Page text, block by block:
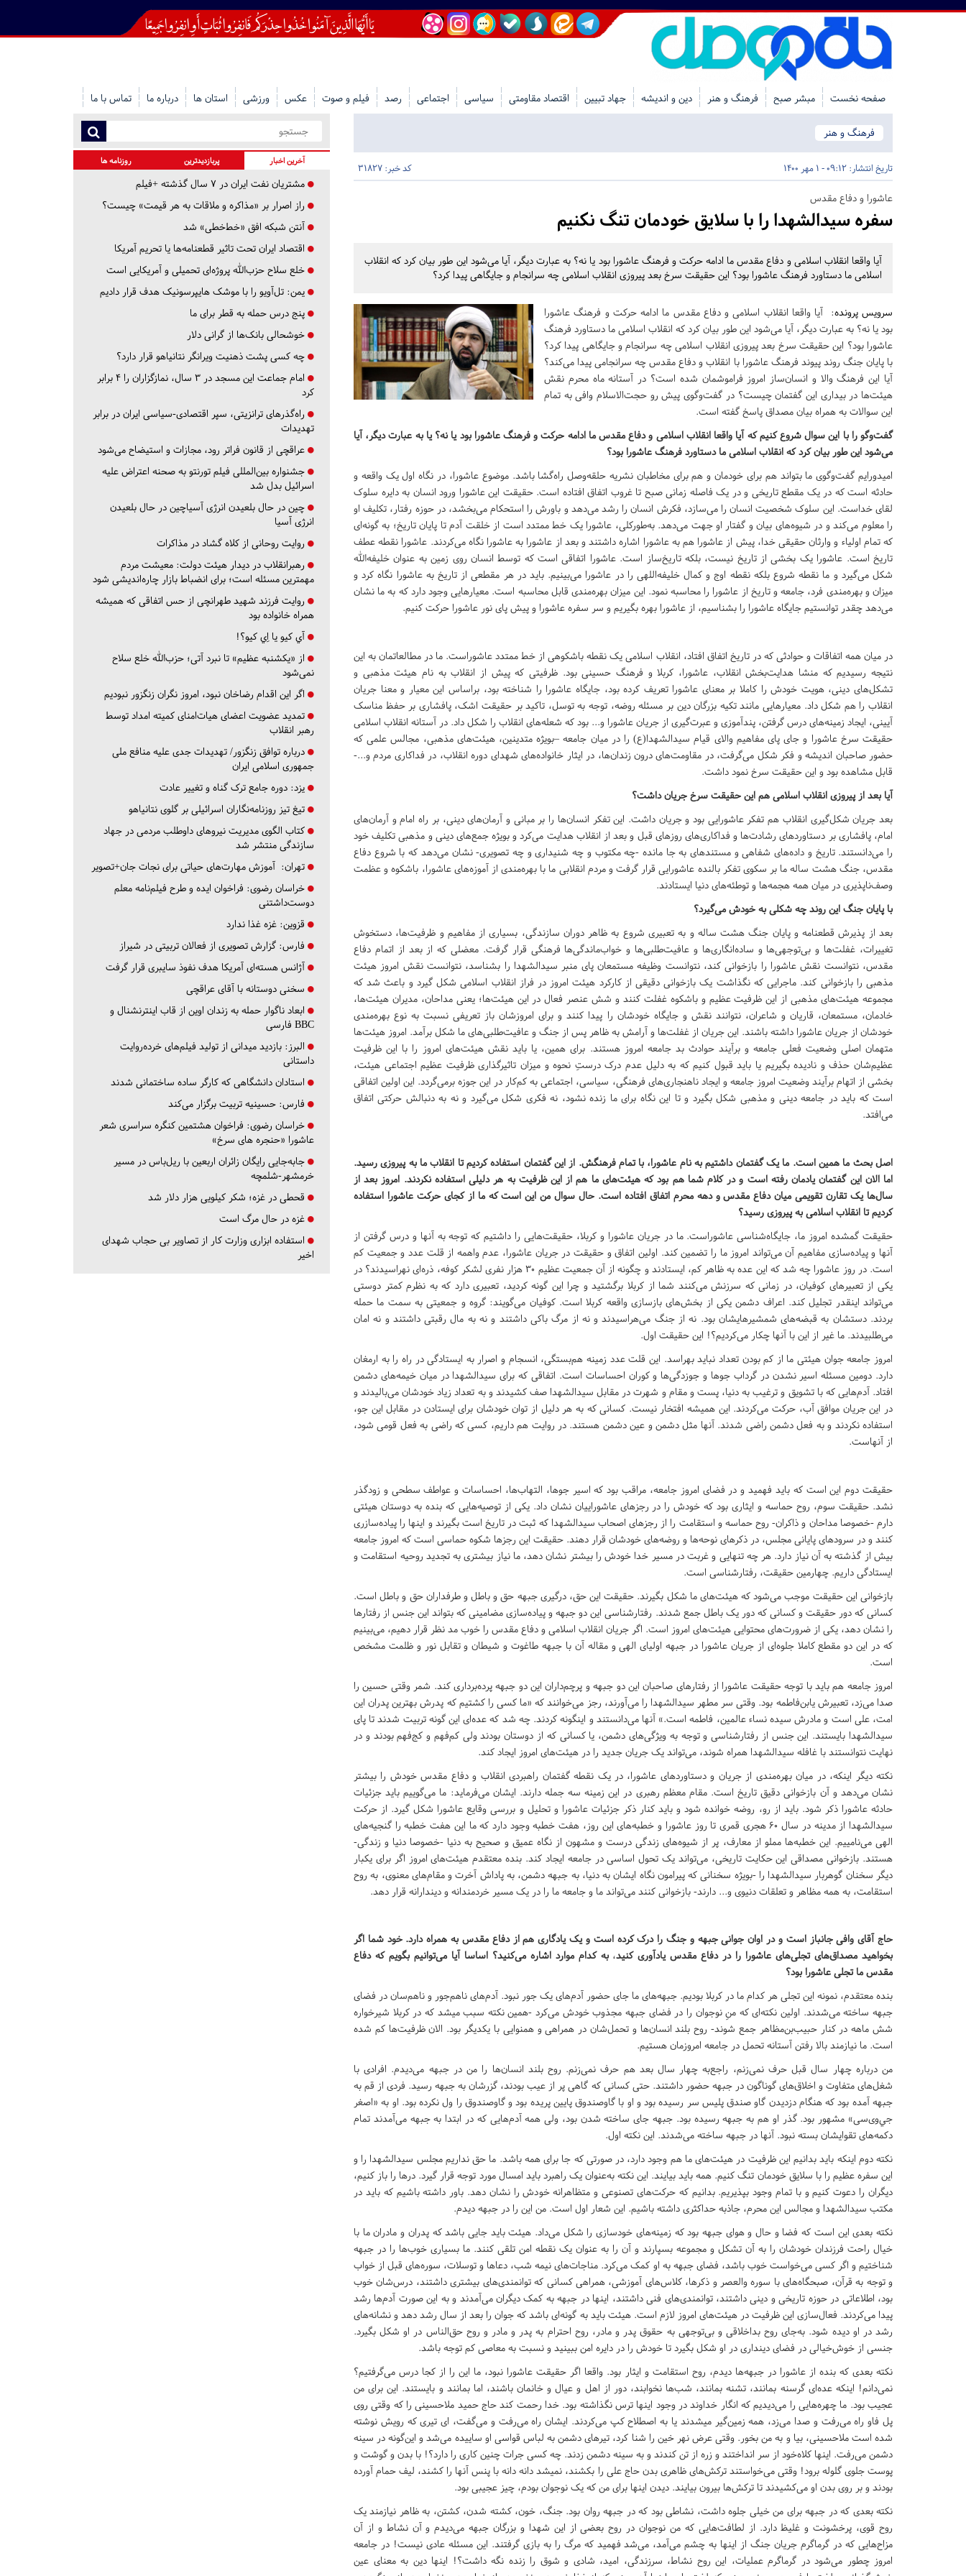
صفحه نخست مبشر صبح فرهنگ و هنر دین و اندیشه جهاد تبیین اقتصاد مقاومتی سیاسی اجتماعی رصد فیلم و صوت عکس ورزشی استان ها درباره ما تماس با ما
فرهنگ و هنر
تاریخ انتشار: 09:12 - 1 مهر 1400 کد خبر: 31827
عاشورا و دفاع مقدس
سفره سیدالشهدا را با سلایق خودمان تنگ نکنیم
آیا واقعا انقلاب اسلامی و دفاع مقدس ما ادامه حرکت و فرهنگ عاشورا بود یا نه؟ به عبارت دیگر، آیا می‌شود این طور بیان کرد که انقلاب
اسلامی ما دستاورد فرهنگ عاشورا بود؟ این حقیقت سرخ بعد پیروزی انقلاب اسلامی چه سرانجام و جایگاهی پیدا کرد؟
سرویس پرونده: آیا واقعا انقلاب اسلامی و دفاع مقدس ما ادامه حرکت و فرهنگ عاشورا
بود یا نه؟ به عبارت دیگر، آیا می‌شود این طور بیان کرد که انقلاب اسلامی ما دستاورد فرهنگ
عاشورا بود؟ این حقیقت سرخ بعد پیروزی انقلاب اسلامی چه سرانجام و جایگاهی پیدا کرد؟
با پایان جنگ روند پیوند فرهنگ عاشورا با انقلاب و دفاع مقدس چه سرانجامی پیدا می‌کند؟
آیا این فرهنگ والا و انسان‌ساز امروز فراموشمان شده است؟ در آستانه ماه محرم نقش
هیئت‌ها در بیداری این گفتمان چیست؟ در گفت‌وگوی پیش رو حجت‌الاسلام وافی به تمام
این سوالات به همراه بیان مصداق پاسخ گفته است.
گفت‌وگو را با این سوال شروع کنیم که آیا واقعا انقلاب اسلامی و دفاع مقدس ما ادامه حرکت و فرهنگ عاشورا بود یا نه؟ یا به عبارت دیگر، آیا
می‌شود این طور بیان کرد که انقلاب اسلامی ما دستاورد فرهنگ عاشورا بود؟
امیدورایم گفت‌وگوی ما بتواند هم برای خودمان و هم برای مخاطبان نشریه حلقه‌وصل راه‌گشا باشد. موضوع عاشورا، در نگاه اول یک واقعه و
حادثه است که در یک مقطع تاریخی و در یک فاصله زمانی صبح تا غروب اتفاق افتاده است. حقیقت این عاشورا ورود انسان به دایره سلوک
لقای خداست. این سلوک شخصیت انسان را می‌سازد، فکرش انسان را رشد می‌دهد و باورش را استحکام می‌بخشد، در حوزه رفتار، تکلیف او
را معلوم می‌کند و در شیوه‌های بیان و گفتار او جهت می‌دهد. به‌طورکلی، عاشورا یک خط ممتدد است از خلقت آدم تا پایان تاریخ؛ به گونه‌ای
که تمام اولیاء و وارثان حقیقی خدا، پیش از عاشورا هم به عاشورا اشاره داشتند و بعد از عاشورا به عاشورا نگاه می‌کردند. عاشورا نقطه عطف
تاریخ است. عاشورا یک بخشی از تاریخ نیست، بلکه تاریخ‌ساز است. عاشورا اتفاقی است که توسط انسان روی زمین به عنوان خلیفه‌الله
شکل می‌گیرد و ما نقطه شروع بلکه نقطه اوج و کمال خلیفه‌اللهی را در عاشورا می‌‌بینیم. باید در هر مقطعی از تاریخ به عاشورا نگاه کرد و
میزان و بهره‌مندی فرد، جامعه و تاریخ از عاشورا را محاسبه نمود. این میزان بهره‌مندی قابل محاسبه است. معیارهایی وجود دارد که به ما نشان
می‌دهد چقدر توانستیم جایگاه عاشورا را بشناسیم، از عاشورا بهره بگیریم و سر سفره عاشورا و پیش پای نور عاشورا حرکت کنیم.
در میان همه اتفاقات و حوادثی که در تاریخ اتفاق افتاد، انقلاب اسلامی یک نقطه باشکوهی از خط ممتدد عاشوراست. ما در مطالعاتمان به این
نتیجه رسیدیم که منشا هدایت‌بخش انقلاب، عاشورا، کربلا و فرهنگ حسینی بود. ظرفیتی که پیش از انقلاب به نام هیئت مذهبی و
تشکل‌های دینی، هویت خودش را کاملا بر معنای عاشورا تعریف کرده بود، جایگاه عاشورا را شناخته بود، براساس این معیار و معنا جریان
انقلاب را هم شکل داد. معیارهایی مانند تکیه بزرگان دین بر مسئله روضه، توجه به توسل، تاکید بر حقیقت اشک، پافشاری بر حفظ مناسک
آیینی، ایجاد زمینه‌های درس گرفتن، پندآموزی و عبرت‌گیری از جریان عاشورا و... بود که شعله‌های انقلاب را شکل داد. در آستانه انقلاب اسلامی
حقیقت سرخ عاشورا و جای پای مفاهیم والای قیام سیدالشهدا(ع) را در میان جامعه –بویژه متدینین، هیئت‌های مذهبی، مجالس علمی که
حضور صاحبان اندیشه و فکر شکل می‌گرفت، در مقاومت‌های درون زندان‌ها، در ایثار خانواده‌های شهدای دوره انقلاب، در فداکاری مردم و...-
قابل مشاهده بود و این حقیقت سرخ نمود داشت.
آیا بعد از پیروزی انقلاب اسلامی هم این حقیقت سرخ جریان داشت؟
بعد جریان شکل‌گیری انقلاب هم تفکر عاشورایی بود و جریان داشت. این تفکر انسان‌ها را بر مبانی و آرمان‌های دینی، بر راه امام و آرمان‌های
امام، پافشاری بر دستاوردهای رشادت‌ها و فداکاری‌های روزهای قبل و بعد از انقلاب هدایت می‌کرد و بویژه جمع‌های دینی و مذهبی تکلیف خود
را می‌دانستند. تاریخ و داده‌های شفاهی و مستندهای به جا مانده -چه مکتوب و چه شنیداری و چه تصویری- نشان می‌دهد که با شروع دفاع
مقدس، جنگ هشت ساله ما بر سکوی تفکر بالنده عاشورایی قرار گرفت و مردم انقلابی ما با بهره‌مندی از آموزه‌های عاشورا، باشکوه و عظمت
وصف‌ناپذیری در میان همه هجمه‌ها و توطئه‌های دنیا ایستادند.
با پایان جنگ این روند چه شکلی به خودش می‌گیرد؟
بعد از پذیرش قطعنامه و پایان جنگ هشت ساله و به تعبیری شروع به ظاهر دوران سازندگی، بسیاری از مفاهیم و ظرفیت‌ها، دستخوش
تغییرات، غفلت‌ها و بی‌توجهی‌ها و ساده‌انگاری‌ها و عافیت‌طلبی‌ها و خواب‌ماندگی‌ها فرهنگی قرار گرفت. معضلی که از بعد از اتمام دفاع
مقدس، نتوانست نقش عاشورا را بازخوانی کند، نتوانست وظیفه مستمعان پای منبر سیدالشهدا را بشناسد، نتوانست نقش امروز هیئت
مذهبی را بازخوانی کند. ماجرایی که نگذاشت یک بازخوانی دقیقی از کارکرد هیئت امروز در فراز انقلاب اسلامی شکل گیرد و باعث شد که
مجموعه هیئت‌های مذهبی از این ظرفیت عظیم و باشکوه غفلت کنند و شش عنصر فعال در این هیئت‌ها؛ یعنی مداحان، مدیران هیئت‌ها،
خادمان، مستمعان، قاریان و شاعران، نتوانند نقش و جایگاه خودشان را پیدا کنند و برای امروزشان باز تعریفی نسبت به نوع بهره‌مندی
خودشان از جریان عاشورا داشته باشند. این جریان از غفلت‌ها و آرامش به ظاهر پس از جنگ و عافیت‌طلبی‌های ما شکل برآمد. امروز هیئت‌ها
متهمان اصلی وضعیت فعلی جامعه و برآیند حوادث بد جامعه امروز هستند. برای همین، یا باید نقش هیئت‌های امروز را با این ظرفیت
عظیم‌شان حذف و نادیده بگیریم یا باید قبول کنیم که به دلیل عدم درک درستِ نحوه و میزان تاثیرگذاری ظرفیت عظیم اجتماعی هیئت،
بخشی از اتهام برآیند وضعیت امروز جامعه و ایجاد ناهنجاری‌های فرهنگی، سیاسی، اجتماعی به کم‌کار در این جوزه برمی‌گردد. این اولین اتفاقی
است که باید در جامعه دینی و مذهبی شکل بگیرد و تا این نگاه برای ما زنده نشود، نه فکری شکل می‌گیرد و نه به دنبالش حرکتی اتفاق
می‌افتد.
اصل بحث‌ ما همین است. ما یک گفتمان داشتیم به نام عاشورا، با تمام فرهنگش. از این گفتمان استفاده کردیم تا انقلاب ما به پیروزی رسید.
اما الان این گفتمان یادمان رفته است و در کلام شما هم بود که هیئت‌های ما هم از این ظرفیت به هر دلیلی استفاده نکردند. امروز بعد از
سال‌ها یک تقارن تقویمی میان دفاع مقدس و دهه محرم اتفاق افتاده است. حال سوال من این است که ما از کجای حرکت عاشورا استفاده
کردیم تا انقلاب اسلامی به پیروزی رسید؟
حقیقت گمشده امروز ما، جایگاه‌شناسی عاشوراست. ما در جریان عاشورا و کربلا، حقیقت‌هایی را داشتیم که توجه به آنها و درس گرفتن از
آنها و پیاده‌سازی مفاهیم آن می‌تواند امروز ما را تضمین کند. اولین اتفاق و حقیقت در جریان عاشورا، عدم واهمه از قلت عدد و جمعیت کم
است. در روز عاشورا چه شد که این عده به ظاهر کم، ایستادند و چگونه از آن جمعیت عظیم 30 هزار نفری لشکر کوفه، ذره‌ای نهراسیدند؟ در
یکی از تعبیرهای کوفیان، در زمانی که سرزنش می‌کنند شما از کربلا برگشتید و چرا این گونه کردید، تعبیری دارد که به نظرم کمتر دوستی
می‌تواند اینقدر تجلیل کند. اعراف دشمن یکی از بخش‌های بازسازی واقعه کربلا است. کوفیان می‌گویند: گروه و جمعیتی به سمت ما حمله
بردند. دستشان به قبضه‌های شمشیرهایشان بود. نه از جنگ می‌هراسیدند و نه از مرگ باکی داشتند و نه به مال رقبتی داشتند و نه امان
می‌طلبیدند. ما غیر از این با آنها چکار می‌کردیم؟! این حقیقت اول.
امروز جامعه جوان هیئتی ما از کم بودن تعداد نباید بهراسد. این قلت عدد زمینه هم‌بستگی، انسجام و اصرار به ایستادگی در راه را به ارمغان
دارد. دومین مسئله اسیر نشدن در گرداب جوها و جوزدگی‌ها و کوران احساسات است. اتفاقی که برای سیدالشهدا در میان خیمه‌های دشمن
افتاد. آدم‌هایی که با تشویق و ترغیب به دنیا، پست و مقام و شهرت در مقابل سیدالشهدا صف کشیدند و به تعداد زیاد خودشان می‌بالیدند و
در این جریان موافق آب، حرکت می‌کردند. این همیشه افتخار نیست. کسانی که به هر دلیل از توان خودشان برای ایستادن در مقابل این جو،
استفاده نکردند و به فعل دشمن راضی شدند. آنها مثل دشمن و عین دشمن هستند. در روایت هم داریم، کسی که راضی به فعل قومی شود،
از آنهاست.
حقیقت دوم این است که باید فهمید و در فضای امروز جامعه، مراقب بود که اسیر جوها، التهاب‌ها، احساسات و عواطف سطحی و زودگذر
نشد. حقیقت سوم، روح حماسه و ایثاری بود که خودش را در رجزهای عاشوراییان نشان داد. یکی از توصیه‌هایی که بنده به دوستان هیئتی
دارم -خصوصا مداحان و ذاکران- روح حماسه و استقامت را از رجزهای اصحاب سیدالشهدا که ثبت در تاریخ است بگیرند و اینها را پیاده‌سازری
کنند و در سرودهای پایانی مجلس، در ذکرهای نوحه‌ها و روضه‌های خودشان قرار دهند. حقیقت این رجزها شکوه حماسی است که امروز جامعه
بیش از گذشته به آن نیاز دارد. هر چه تنهایی و غربت در مسیر خدا خودش را بیشتر نشان دهد، ما نیاز بیشتری به تجدید روحیه استقامت و
ایستادگی داریم. چهارمین حقیقت، رفتارشناسی است.
بازخوانی این حقیقت موجب می‌‌شود که هیئت‌های ما شکل بگیرند. حقیقت این حق، درگیری جبهه حق و باطل و طرفداران حق و باطل است.
کسانی که دور حقیقت و کسانی که دور یک باطل جمع شدند. رفتارشناسی این دو جبهه و پیاده‌سازی مضامینی که بتواند این جنس از رفتارها
را نشان دهد، یکی از ضرورت‌های محتوایی هیئت‌های امروز است. اگر جریان انقلاب اسلامی و دفاع مقدس را خوب مد نظر قرار دهیم، می‌بینیم
که در این دو مقطع کاملا جلوه‌ای از جریان عاشورا در جبهه اولیای الهی و مقاله آن با جبهه طاغوت و شیطان و تقابل نور و ظلمت مشخص
است.
امروز جامعه هم باید با توجه حقیقت عاشورا از رفتارهای صاحبان این دو جبهه و پرچم‌داران این دو جبهه پرده‌برداری کند. شمر وقتی حسین را
صدا می‌زد، تعبیرش یابن‌فاطمه بود. وقتی سر مطهر سیدالشهدا را می‌آورند، رجز می‌خوانند که «ما کسی را کشتیم که پدرش بهترین پدران این
امت، علی است و مادرش سیده نساء عالمین، فاطمه است.» آنها می‌دانستند و اینگونه کردند. چه شد که عده‌ای این گونه تربیت شدند تا پای
سیدالشهدا بایستند. این جنس از رفتارشناسی و توجه به ویژگی‌های دشمن، یا کسانی که از دوستان بودند ولی کم‌فهم و کج‌فهم بودند و در
نهایت نتوانستند با غافله سیدالشهدا همراه شوند، می‌تواند یک جریان جدید را در هیئت‌های امروز ایجاد کند.
نکته دیگر اینکه، در میان بهره‌مندی از جریان و دستاوردهای عاشورا، در یک نقطه گفتمان راهبردی انقلاب و دفاع مقدس خودش را بیشتر
نشان می‌دهد و آن بازخوانی دقیق تاریخ است. مقام معظم رهبری در این زمینه سه جمله دارند. ایشان می‌فرماید: ما می‌گوییم باید جزئیات
حادثه عاشورا ذکر شود. باید از رو، روضه خوانده شود و باید کنار ذکر جزئیات عاشورا و تحلیل و بررسی وقایع عاشورا شکل گیرد. از حرکت
سیدالشهدا از مدینه در سال 60 هجری قمری تا روز عاشورا و خطبه‌های این روز، هفت خطبه وجود دارد که ما این هفت خطبه را گنجیه‌های
الهی می‌نامییم. این خطبه‌ها مملو از معارف، پر از شیوه‌های زندگی درست و مشهون از نگاه عمیق و صحیح به دنیا -خصوصا دنیا و زندگی-
هستند. بازخوانی مصداقی این حکایت تاریخی، می‌تواند یک تحول اساسی در جامعه ایجاد کند. بنده معتقدم هیئت‌های امروز اگر برای یکبار
دیگر سخنان گوهربار سیدالشهدا را -بویژه سخنانی که پیرامون نگاه ایشان به دنیا، به جبهه دشمن، به پاداش آخرت و مقام‌های معنوی، به روح
استقامت، به همه مظاهر و تعلقات دنیوی و... دارند- بازخوانی کنند می‌تواند ما و جامعه ما را در یک مسیر خردمندانه و دیندارانه قرار دهد.
حاج آقای وافی جانباز است و در اوان جوانی جبهه و جنگ را درک کرده است و یک یادگاری هم از دفاع مقدس به همراه دارد. خود شما اگر
بخواهید مصداق‌های تجلی‌های عاشورا را در دفاع مقدس یادآوری کنید، به کدام موارد اشاره می‌کنید؟ اساسا آیا می‌توانیم بگویم که دفاع
مقدس ما تجلی عاشورا بود؟
بنده معتقدم، نمونه این تجلی هر کدام ما در کربلا بودیم. جبهه‌های ما جای حضور آدم‌های یک جور نبود. آدم‌های ناهم‌جور و ناهم‌سان در فضای
جبهه ساخته می‌شدند. اولین نکته‌ای که منِ نوجوان را در فضای جبهه مجذوب خودش می‌کرد -همین نکته سبب می‎شد که در کربلا شیرخواره
شش ماهه در کنار حبیب‌بن‌مظاهر جمع شوند- روح بلند انسان‌ها و تحمل‌شان در همراهی و همنوایی با یکدیگر بود. الان ظرفیت‌ها کم شده
است. ما نیازمند بالا رفتن آستانه تحمل‌ در جامعه امروزمان هستیم.
من درباره چهار سال قبل حرف نمی‌زنم، راجع‌به چهار سال بعد هم حرف نمی‌زنم. روح بلند انسان‌ها را من در جبهه می‌دیدم. افرادی با
شغل‌های متفاوت و اخلاق‌های گوناگون در جبهه حضور داشتند. حتی کسانی که گاهی پر از عیب بودند، گزرشان به جبهه رسید. فردی از قم به
جبهه آمده بود که هنگام دزدیدن گاو صندق پلیس سر رسیده بود و او با گاوصندوق پایین پریده بود و گاوصندوق را ول نکرده بود. او به «اصغر
جي‌وی‌سی» مشهور بود. گذر او هم به جبهه رسیده بود. جبهه جای ساخته شدن بود، ولی همه آدم‌هایی که در ابتدا به جبهه می‌آمدند تمام
دکمه‌های تقوایشان بسته نبود. آنها در جبهه ساخته می‌شدند. این نکته اول.
نکته دوم اینکه باید بدانیم این ظرفیت در هیئت‌های ما هم وجود دارد، در صورتی که جا برای همه باشد. ما حق نداریم مجلس سیدالشهدا را و
این سفره عظیم را با سلایق خودمان تنگ کنیم. همه باید بیایند. این نکته به‌عنوان یک راهبرد باید امسال مورد توجه قرار گیرد. درها را باز کنیم،
دیگران را دعوت کنیم و با تمام وجود بپذیریم. بدانیم که حرکت‌های تصنوعی و متظاهرانه خودش را نشان دهد. باور داشته باشیم که باید در
مکتب سیدالشهدا و مجالس این محرم، جاذبه حداکثری داشته باشیم. این شعار اول است. من این را در جبهه دیدم.
نکته بعدی این است که فضا و حال و هوای جبهه بود که زمینه‌های خودسازی را شکل می‌داد. هیئت باید جایی باشد که پدران و مادران ما با
خیال راحت فرزندان خودشان را به آن تشکل و مجموعه بسپارند و آن را به عنوان یک نقطه امن تلقی کنند. ما بسیاری خوب‌ها را در جبهه
شناختیم و اگر کسی می‌خواست خوب باشد، فضای جبهه به او کمک می‌کرد. مناجات‌های نیمه شب، دعاها و توسلات، سوره‌های قبل از خواب
و توجه به قرآن، صبحگاه‌های با سوره والعصر و ذکرها، کلاس‌های آموزشی، همراهی کسانی که توانمندی‌های بیشتری داشتند، درس‌شان خوب
بود، اطلاعاتی در حوزه تاریخی و دینی داشتند، توانمندی‌های فنی داشتند، اینها در جبهه به کمک دیگران می‌آمدند و به این صورت آدم‌ها رشد
پیدا می‌کردند. فعال‌سازی این ظرفیت در هیئت‌های امروز لازم است. هیئت باید به گونه‌ای باشد که جوان را بعد از سال رشد دهد و نشانه‌های
رشد در او دیده شود. به‌جای روح بداخلاقی و بی‌توجهی به حقوق پدر و مادر، روح احترام به پدر و مادر و روح حق‌الناس در او شکل بگیرد.
جنسی از خوش‌خیالی در فضای دینداری در او شکل بگیرد تا خودش را در دایره امن ببینید و نسبت به معاصی کم توجه باشد.
نکته بعدی که بنده از عاشورا در جبهه‌ها دیدم، روح استقامت و ایثار بود. واقعا اگر حقیقت عاشورا نبود، ما این را از کجا درس می‌گرفتیم؟
نمی‌دانم! اینکه عده‌ای گرسنه بمانند، تشنه بمانند، شب‌ها نخوابند، دور از اهل و عیال و خانمان باشند، اما بمانند و بایستند. این برای من
عجیب بود. ما چهره‌هایی را می‌دیدیم که انگار خداوند در وجود اینها ترس نگذاشته بود. خدا رحمت کند حاج حمید ملاحسینی را که وقتی روی
پل فاو راه می‌رفت و صدا می‌زد، همه زمین‌‌گیر می‎شدند یا به اصطلاح کپ می‌کردند. ایشان راه می‌رفت و می‌گفت، ای تیری که رویش نوشته‌
شده است ملاحسینی، بیا و به من بخور. وقتی عرض نهر خین را شنا کرد، تیرهای دشمن به لباس قواسی او ساییده می‌شد و این‌گونه در سینه
دشمن می‌رفت. اینها کلاه‌خود از سر انداختند و زره از تن کندند و به سینه دشمن زدند. چه کسی جرات چنین کاری را دارد؟! با بدن و گوشت و
پوست جلوی گلوله برود! وقتی می‌خواستند ترکش‌های ظاهری بدن حاج علی را بکشند، نمی‎شد دانه دانه با پنس آنها را کشند، لیف حمام آورده
بودند و بر روی بدن او می‌کشیدند تا ترکش‌ها بیرون بیایند. دیدن اینها برای من که یک نوجوان بودم، چیز عجیبی بود.
نکته بعدی که در جبهه برای من خیلی جلوه داشت، نشاطی بود که در جبهه روان بود. جنگ، خون، کشته شدن، کشتن، به ظاهر نیازمند یک
روح قوی، پرخشونت و غلیظ دارد. از لطافت‌هایی که من نوجوان در روح بعضی از این شهدا و بزرگان جبهه‌ می‌دیدم و آن نشاط و از آن
مزاح‌هایی که در گرماگرم جریان جنگ از اینها به چشم می‌آمد، می‌شد فهمید که مرگ را به بازی گرفتند. این مسئله عادی نیست! در جامعه
امروز چطور می‌شود در گرماگرم عملیات، این روح نشاط، سرزندگی، امید، شادی و شوق را زنده نگه داشت؟! اینها دین به معنای عین
آخرین اخبار پربازدیدترین روزنامه ها
مشتریان نفت ایران در ۷ سال گذشته +فیلم
راز اصرار بر «مذاکره و ملاقات به هر قیمت» چیست؟
آنتن شبکه افق «خط‌خطی» شد
اقتصاد ایران تحت تاثیر قطعنامه‌ها یا تحریم‌ آمریکا
خلع سلاح حزب‌الله پروژه‌ای تحمیلی و آمریکایی است
یمن: تل‌آویو را با موشک هایپرسونیک هدف قرار دادیم
پنج درس‌ حمله به قطر برای ما
خوشحالی بانک‌ها از گرانی دلار
چه کسی پشت ذهنیت ویرانگر نتانیاهو قرار دارد؟
امام جماعت این مسجد در ۳ سال، نمازگزاران را ۴ برابر
کرد
راه‌گذرهای ترانزیتی، سپر اقتصادی-سیاسی ایران در برابر
تهدیدات
عراقچی از قانون فراتر رود، مجازات و استیضاح می‌شود
جشنواره بین‌المللی فیلم تورنتو به صحنه اعتراض علیه
اسرائیل بدل شد
چین در حال بلعیدن انرژی آسیاچین در حال بلعیدن
انرژی آسیا
روایت روحانی از کلاه گشاد در مذاکرات
رهبرانقلاب در دیدار هیئت دولت: معیشت مردم
مهمترین مسئله است؛ برای انضباط بازار چاره‌اندیشی شود
روایت فرزند شهید طهرانچی از حس اتفاقی که همیشه
همراه خانواده بود
آي كيو يا اِي كيو؟!
از «یکشنبه عظیم» تا نبرد آتی؛ حزب‌الله خلع سلاح
نمی‌شود
اگر این اقدام رضاخان نبود، امروز نگران زنگزور نبودیم
تمدید عضویت اعضای هیات‌امنای کمیته امداد توسط
رهبر انقلاب
درباره توافق زنگزور/ تهدیدات جدی علیه منافع ملی
جمهوری اسلامی ایران
یزد: دوره جامع ترک گناه و تغییر عادت
تیغ تیز روزنامه‌نگاران اسرائیلی بر گلوی نتانیاهو
کتاب الگوی مدیریت نیروهای داوطلب مردمی در جهاد
سازندگی منتشر شد
تهران: آموزش مهارت‌های حیاتی برای نجات جان+تصویر
خراسان رضوی: فراخوان ایده و طرح فیلم‌نامه معلم
دوست‌داشتنی
قزوین: غزه غذا ندارد
فارس: گزارش تصویری از فعالان تربیتی در شیراز
آژانس هسته‌ای آمریکا هدف نفوذ سایبری قرار گرفت
سخنی دوستانه با آقای عراقچی
ابعاد ناگوار حمله به زندان اوین از قاب اینترنشنال و
BBC فارسی
البرز: بازدید میدانی از تولید فیلم‌های خرده‌روایت
داستانی
استادان دانشگاهی که کارگر ساده ساختمانی شدند
فارس: حسینیه تربیت برگزار می‌کند
خراسان رضوی: فراخوان هشتمین کنگره سراسری شعر
عاشورا «حنجره های سرخ»
جابه‌جایی رایگان زائران اربعین با ریل‌باس در مسیر
خرمشهر-شلمچه
قحطی در غزه؛ شکر کیلویی هزار دلار شد
غزه در حال مرگ است
استفاده ابزاری وزارت کار از تصاویر بی حجاب شهدای
اخیر